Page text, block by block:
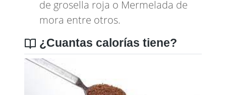
de grosella roja o Mermelada de
mora entre otros.
¿Cuantas calorías tiene?